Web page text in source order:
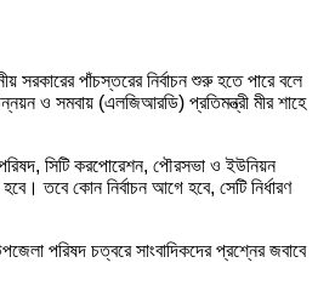
সরকারের পাঁচস্তরের নির্বাচন শুরু হতে পারে বলে
ও সমবায় (এলজিআরডি) প্রতিমন্ত্রী মীর শাহে
সিটি করপোরেশন, পৌরসভা ও ইউনিয়ন
হবে। তবে কোন নির্বাচন আগে হবে, সেটি নির্ধারণ
পরিষদ চত্বরে সাংবাদিকদের প্রশ্নের জবাবে